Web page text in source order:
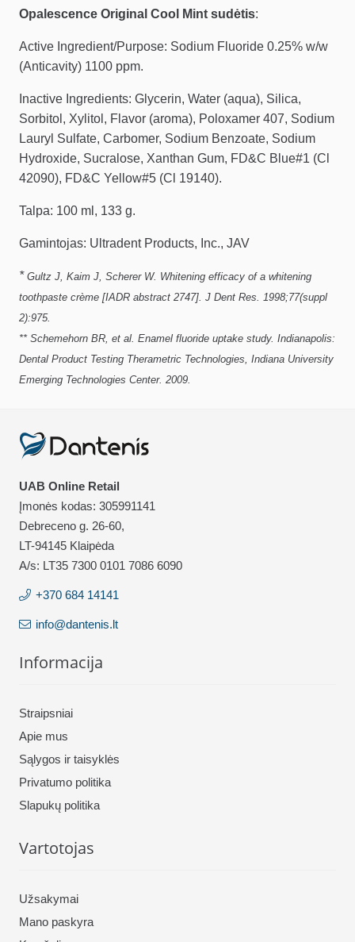
Opalescence Original Cool Mint sudėtis:
Active Ingredient/Purpose: Sodium Fluoride 0.25% w/w
(Anticavity) 1100 ppm.
Inactive Ingredients: Glycerin, Water (aqua), Silica,
Sorbitol, Xylitol, Flavor (aroma), Poloxamer 407, Sodium
Lauryl Sulfate, Carbomer, Sodium Benzoate, Sodium
Hydroxide, Sucralose, Xanthan Gum, FD&C Blue#1 (Cl
42090), FD&C Yellow#5 (Cl 19140).
Talpa: 100 ml, 133 g.
Gamintojas: Ultradent Products, Inc., JAV
* Gultz J, Kaim J, Scherer W. Whitening efficacy of a whitening
toothpaste crème [IADR abstract 2747]. J Dent Res. 1998;77(suppl
2):975.
** Schemehorn BR, et al. Enamel fluoride uptake study. Indianapolis:
Dental Product Testing Therametric Technologies, Indiana University
Emerging Technologies Center. 2009.
UAB Online Retail
Įmonės kodas: 305991141
Debreceno g. 26-60,
LT-94145 Klaipėda
A/s: LT35 7300 0101 7086 6090
+370 684 14141
info@dantenis.lt
Informacija
Straipsniai
Apie mus
Sąlygos ir taisyklės
Privatumo politika
Slapukų politika
Vartotojas
Užsakymai
Mano paskyra